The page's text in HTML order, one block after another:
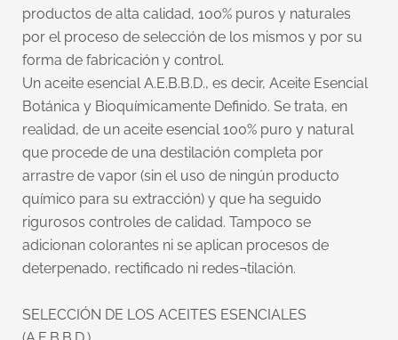
productos de alta calidad, 100% puros y naturales
por el proceso de selección de los mismos y por su
forma de fabricación y control.
Un aceite esencial A.E.B.B.D., es decir, Aceite Esencial
Botánica y Bioquímicamente Definido. Se trata, en
realidad, de un aceite esencial 100% puro y natural
que procede de una destilación completa por
arrastre de vapor (sin el uso de ningún producto
químico para su extracción) y que ha seguido
rigurosos controles de calidad. Tampoco se
adicionan colorantes ni se aplican procesos de
deterpenado, rectificado ni redes¬tilación.
SELECCIÓN DE LOS ACEITES ESENCIALES